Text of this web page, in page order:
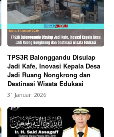
TPS3R Balonggandu Disulap
Jadi Kafe, Inovasi Kepala Desa
Jadi Ruang Nongkrong dan
Destinasi Wisata Edukasi
31 Januari 2026